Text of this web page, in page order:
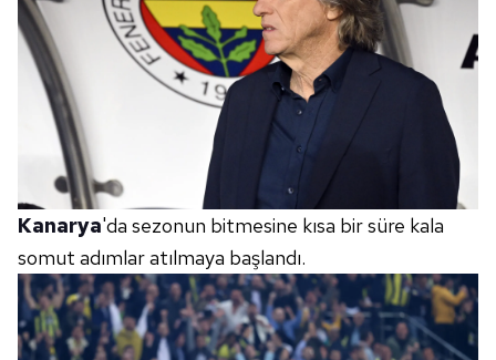
Kanarya'da sezonun bitmesine kısa bir süre kala
somut adımlar atılmaya başlandı.